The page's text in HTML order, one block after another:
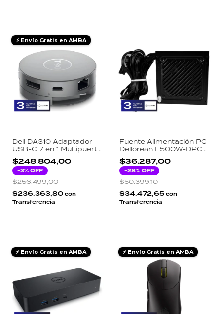
⚡ Envío Gratis en AMBA
Dell DA310 Adaptador
USB-C 7 en 1 Multipuerto
4K 60Hz HDMI DP VGA
RJ45
$248.804,00
-3% OFF
$256.499,00
$236.363,80 con
Transferencia
Fuente Alimentación PC
Dellorean F500W-DPC
500W Reales ATX Salida
Regulada Silenciosa
Gaming Oficina
$36.287,00
-28% OFF
$50.399,10
$34.472,65 con
Transferencia
⚡ Envío Gratis en AMBA ⚡ Envío Gratis en AMBA